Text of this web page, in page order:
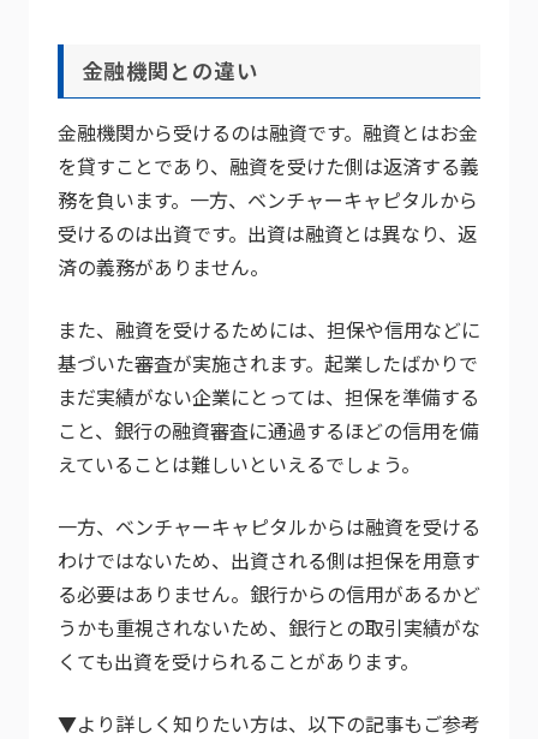
金融機関との違い
金融機関から受けるのは融資です。融資とはお金
を貸すことであり、融資を受けた側は返済する義
務を負います。一方、ベンチャーキャピタルから
受けるのは出資です。出資は融資とは異なり、返
済の義務がありません。
また、融資を受けるためには、担保や信用などに
基づいた審査が実施されます。起業したばかりで
まだ実績がない企業にとっては、担保を準備する
こと、銀行の融資審査に通過するほどの信用を備
えていることは難しいといえるでしょう。
一方、ベンチャーキャピタルからは融資を受ける
わけではないため、出資される側は担保を用意す
る必要はありません。銀行からの信用があるかど
うかも重視されないため、銀行との取引実績がな
くても出資を受けられることがあります。
▼より詳しく知りたい方は、以下の記事もご参考